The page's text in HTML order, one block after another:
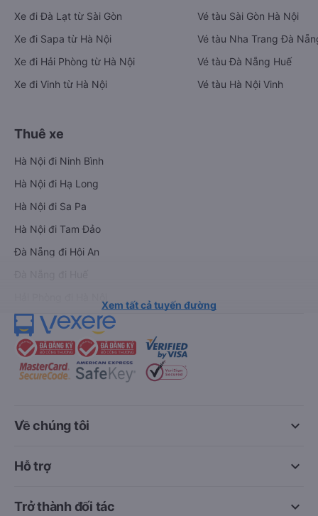
Xe đi Đà Lạt từ Sài Gòn
Xe đi Sapa từ Hà Nội
Xe đi Hải Phòng từ Hà Nội
Xe đi Vinh từ Hà Nội
Vé tàu Sài Gòn Hà Nội
Vé tàu Nha Trang Đà
Vé tàu Đà Nẵng Huế
Vé tàu Hà Nội Vinh
Thuê xe
Hà Nội đi Ninh Bình
Hà Nội đi Hạ Long
Hà Nội đi Sa Pa
Hà Nội đi Tam Đảo
Đà Nẵng đi Hội An
Xem tất cả tuyến đường
keyboard_arrow_down
Về chúng tôi
keyboard_arrow_down
Hỗ trợ
keyboard_arrow_down
Trở thành đối tác